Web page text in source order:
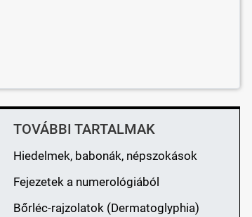
TOVÁBBI TARTALMAK
Hiedelmek, babonák, népszokások
Fejezetek a numerológiából
Bőrléc-rajzolatok (Dermatoglyphia)